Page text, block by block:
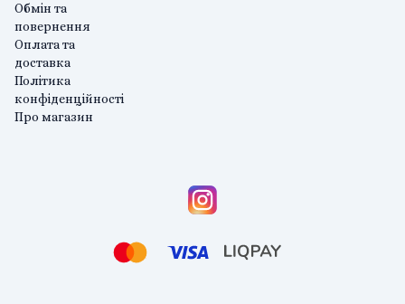
Обмін та
повернення
Оплата та
доставка
Політика
конфіденційності
Про магазин